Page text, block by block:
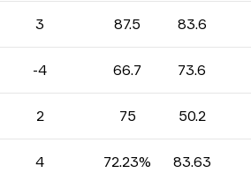
3 87.5 83.6
-4 66.7 73.6
2 75 50.2
4 72.23% 83.63